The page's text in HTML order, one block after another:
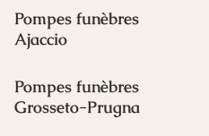
Pompes funèbres
Ajaccio
Pompes funèbres
Grosseto-Prugna